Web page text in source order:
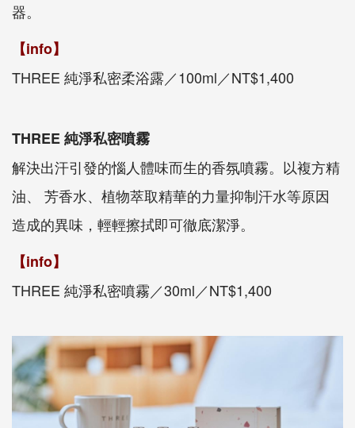
器。
【info】
THREE 純淨私密柔浴露／100ml／NT$1,400
THREE 純淨私密噴霧
解決出汗引發的惱人體味而生的香氛噴霧。以複方精
油、 芳香水、植物萃取精華的力量抑制汗水等原因
造成的異味，輕輕擦拭即可徹底潔淨。
【info】
THREE 純淨私密噴霧／30ml／NT$1,400